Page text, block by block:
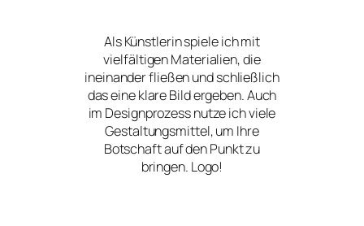
Als Künstlerin spiele ich mit
vielfältigen Materialien, die
ineinander fließen und schließlich
das eine klare Bild ergeben. Auch
im Designprozess nutze ich viele
Gestaltungsmittel, um Ihre
Botschaft auf den Punkt zu
bringen. Logo!